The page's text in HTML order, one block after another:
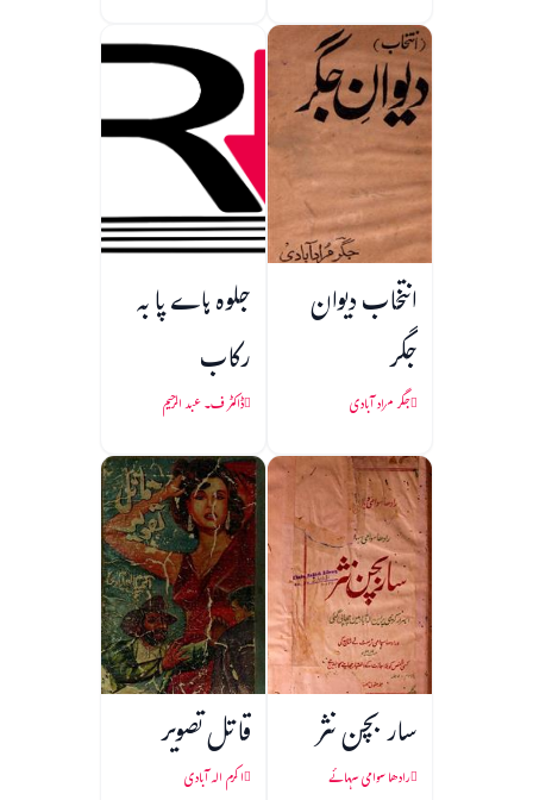
انتخاب دیوان
جگر
جگر مراد آبادی
جلوہ ہاے پا به
رکاب
ڈاکٹر ف۔ عبد الرحیم
سار بچن نثر
رادھا سوامی سہائے
قاتل تصویر
اکرم الہ آبادی